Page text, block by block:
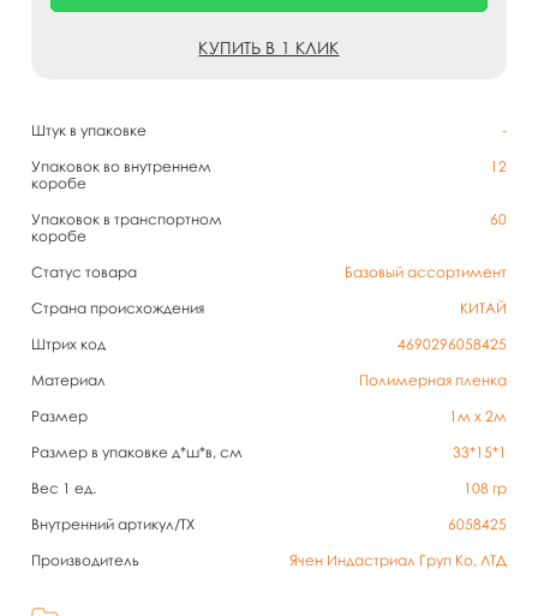
Штук в упаковке
-
Упаковок во внутреннем
коробе
12
Упаковок в транспортном
коробе
60
Статус товара
Базовый ассортимент
Страна происхождения
КИТАЙ
Штрих код
4690296058425
Материал
Полимерная пленка
Размер
1м х 2м
Размер в упаковке д*ш*в, см
33*15*1
Вес 1 ед.
108 гр
Внутренний артикул/TX
6058425
Производитель
Ячен Индастриал Груп Ко, ЛТД
КУПИТЬ В 1 КЛИК